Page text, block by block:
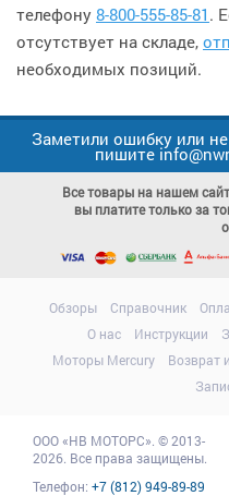
телефону 8-800-555-85-81 .
отсутствует на складе,
необходимых позиций.
Заметили ошибку или
пишите
Все товары на нашем
вы платите только за
Обзоры Справочник
О нас
Инструкции
Моторы Mercury
Возврат
ООО«НВ МОТОРС» © 2013-
2026. Все права защищены.
Телефон: +7 (812) 949-89-89